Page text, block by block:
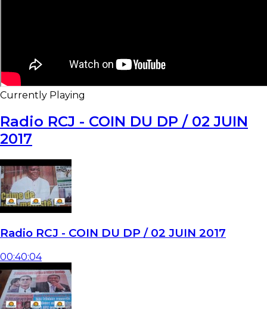
Currently Playing
Radio RCJ - COIN DU DP / 02 JUIN
2017
Radio RCJ - COIN DU DP / 02 JUIN 2017
00:40:04